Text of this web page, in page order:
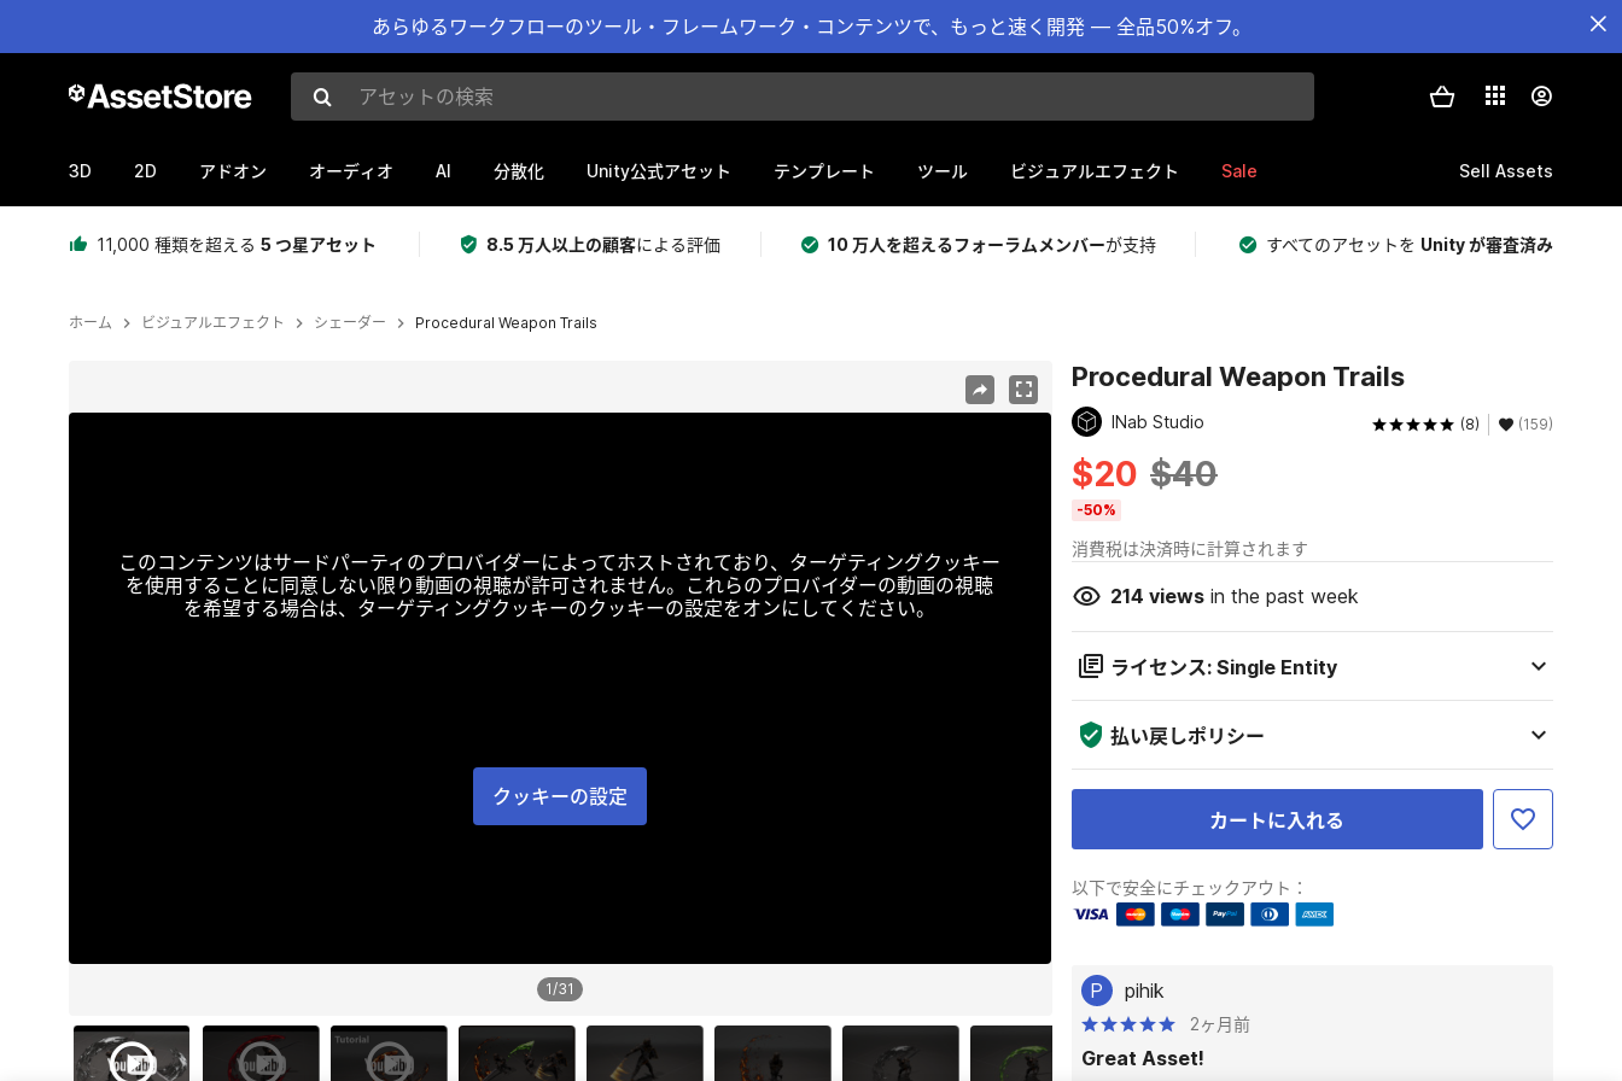
あらゆるワークフローのツール・フレームワーク・コンテンツで、もっと速く開発 — 全品50%オフ。
アセットの検索
3D 2D アドオン オーディオ AI 分散化 Unity公式アセット テンプレート ツール ビジュアルエフェクト Sale Sell Assets
11,000 種類を超える 5 つ星アセット 8.5 万人以上の顧客による評価 10 万人を超えるフォーラムメンバーが支持 すべてのアセットを Unity が審査済み
ホーム ビジュアルエフェクト シェーダー Procedural Weapon Trails
このコンテンツはサードパーティのプロバイダーによってホストされており、ターゲティングクッキー
を使用することに同意しない限り動画の視聴が許可されません。これらのプロバイダーの動画の視聴
を希望する場合は、ターゲティングクッキーのクッキーの設定をオンにしてください。
クッキーの設定
1/31
Procedural Weapon Trails
INab Studio (8) (159)
$20 $40
-50%
消費税は決済時に計算されます
214 viewsin the past week
ライセンス: Single Entity
払い戻しポリシー
カートに入れる
以下で安全にチェックアウト：
P pihik
2ヶ月前
Great Asset!